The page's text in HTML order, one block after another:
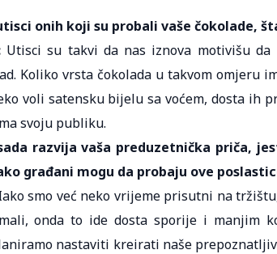
onih koji su probali vaše čokolade,
Utisci su takvi da nas iznova motivišu da
Koliko vrsta čokolada u takvom omjeru
voli satensku bijelu sa voćem, dosta ih
svoju publiku.
razvija vaša preduzetnička priča,
građani mogu da probaju ove
smo već neko vrijeme prisutni na
onda to ide dosta sporije i manjim
nastaviti kreirati naše